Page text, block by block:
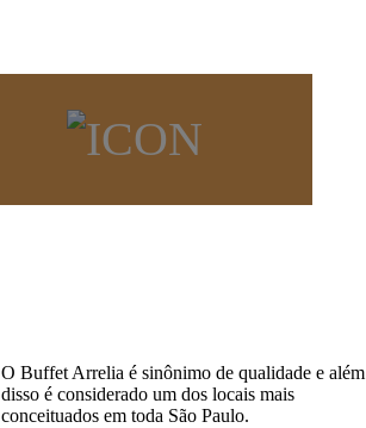
O Buffet Arrelia é sinônimo de qualidade e além
disso é considerado um dos locais mais
conceituados em toda São Paulo.